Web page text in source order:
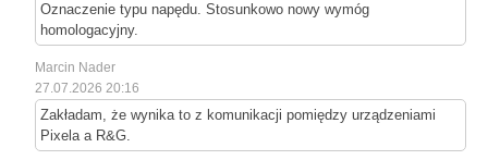
Oznaczenie typu napędu. Stosunkowo nowy wymóg
homologacyjny.
Marcin Nader
27.07.2026 20:16
Zakładam, że wynika to z komunikacji pomiędzy urządzeniami
Pixela a R&G.